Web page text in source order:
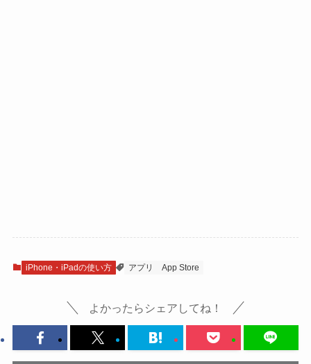
iPhone・iPadの使い方 アプリ App Store
よかったらシェアしてね！